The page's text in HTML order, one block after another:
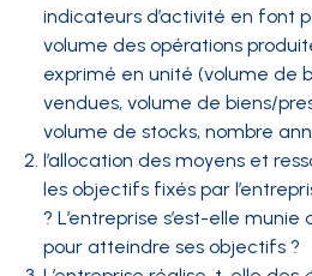
indicateurs d’activité en font
volume des opérations
exprimé en unité (volume de
vendues, volume de biens/
volume de stocks, nombre
l’allocation des moyens et
les objectifs fixés par
? L’entreprise s’est-elle
pour atteindre ses objectifs ?